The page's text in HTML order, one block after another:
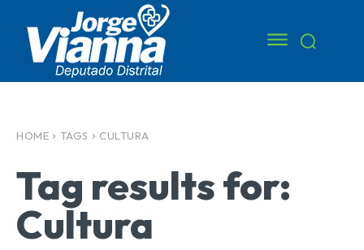
HOME TAGS CULTURA
Tag results for:
Cultura